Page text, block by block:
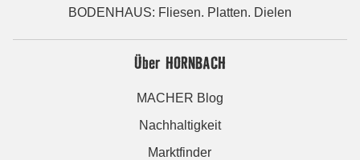
BODENHAUS: Fliesen. Platten. Dielen
Über HORNBACH
MACHER Blog
Nachhaltigkeit
Marktfinder